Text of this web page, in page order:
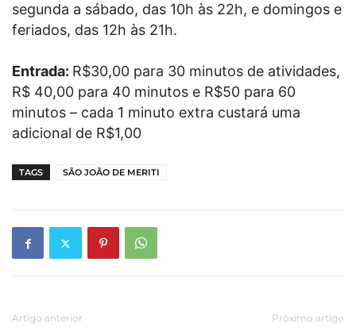
segunda a sábado, das 10h às 22h, e domingos e
feriados, das 12h às 21h.
Entrada: R$30,00 para 30 minutos de atividades,
R$ 40,00 para 40 minutos e R$50 para 60
minutos – cada 1 minuto extra custará uma
adicional de R$1,00
TAGS SÃO JOÃO DE MERITI
Artigo anterior Próximo artigo